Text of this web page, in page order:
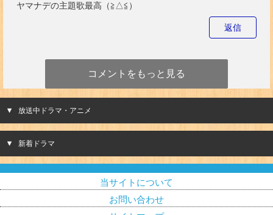
ヤマナデの主題歌最高（≧△≦）
返信
コメントをもっと見る
放送中ドラマ・アニメ
新着ドラマ
当サイトについて
お問い合わせ